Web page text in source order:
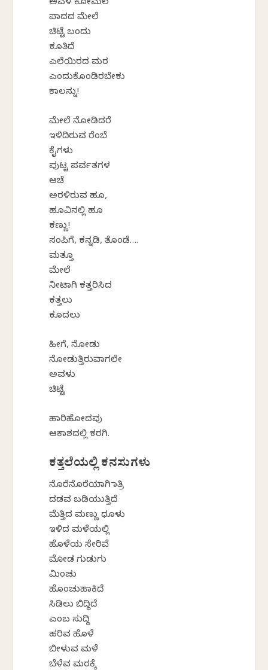
ಅವಳ ಕೋಮಲ
ಪಾದದ ಮೇಲೆ
ಚಿಟ್ಟೆ ಬಂದು
ಕೂತಿದೆ
ಎಲೆಯಿರದ ಮರ
ಎಂದುಕೊಂಡಿರಬೇಕು
ಕಾಲನ್ನು!
ಮೇಲೆ ನೋಡಿದರೆ
ಇಳಿದಿರುವ ರೆಂಬೆ
ಕೈಗಳು
ಪುಟ್ಟ ಪರ್ವತಗಳ
ಆಚೆ
ಅರಳಿರುವ ಹೂ,
ಹೂವಿನಲ್ಲಿ ಹೂ
ಕಣ್ಣು!
ಸಂಪಿಗೆ, ಕನ್ನಡಿ, ತೊಂಡೆ….
ಮತ್ತೂ
ಮೇಲೆ
ನೀಟಾಗಿ ಕತ್ತರಿಸಿದ
ಕತ್ತಲು
ಕೂದಲು
ಹೀಗೆ, ನೋಡು
ನೋಡುತ್ತಿರುವಾಗಲೇ
ಅವಳು
ಚಿಟ್ಟೆ
ಹಾರಿಹೋದವು
ಆಕಾಶದಲ್ಲಿ ಕರಗಿ.
ಕತ್ತಲೆಯಲ್ಲಿ ಕನಸುಗಳು
ನೊರೆನೊರೆಯಾಗಿ ರಾತ್ರಿ
ದಡವ ಬಡಿಯುತ್ತಿದೆ
ಮೆತ್ತಿದ ಮಣ್ಣು ಧೂಳು
ಇಳಿದ ಮಳೆಯಲ್ಲಿ
ಹೊಳೆಯ ಸೇರಿವೆ
ಮೋಡ ಗುಡುಗು
ಮಿಂಚು
ಹೊಂಚುಹಾಕಿದೆ
ಸಿಡಿಲು ಬಿದ್ದಿದೆ
ಎಂಬ ಸುದ್ದಿ
ಹರಿವ ಹೊಳೆ
ಬೀಳುವ ಮಳೆ
ಬೆಳೆವ ಮರಕ್ಕೆ